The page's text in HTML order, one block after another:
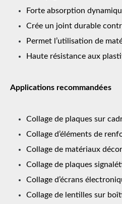
Forte absorption
Crée un joint durable
Permet l’utilisation de
Haute résistance aux
Applications recommandées
Collage de plaques sur
Collage d’éléments de
Collage de matériaux
Collage de plaques
Collage d’écrans
Collage de lentilles sur